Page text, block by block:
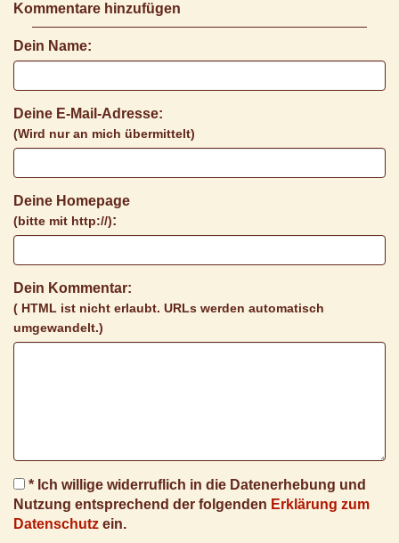
Kommentare hinzufügen
Dein Name:
Deine E-Mail-Adresse:
(Wird nur an mich übermittelt)
Deine Homepage
(bitte mit http://):
Dein Kommentar:
( HTML ist nicht erlaubt. URLs werden automatisch
umgewandelt.)
* Ich willige widerruflich in die Datenerhebung und
Nutzung entsprechend der folgenden Erklärung zum
Datenschutz ein.